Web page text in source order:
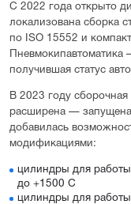
С 2022 года открыто
локализована сборка
по ISO 15552 и
получившая статус
В 2023 году
расширена —
добавилась
модификациями:
цилиндры для
до +1500 С
цилиндры для